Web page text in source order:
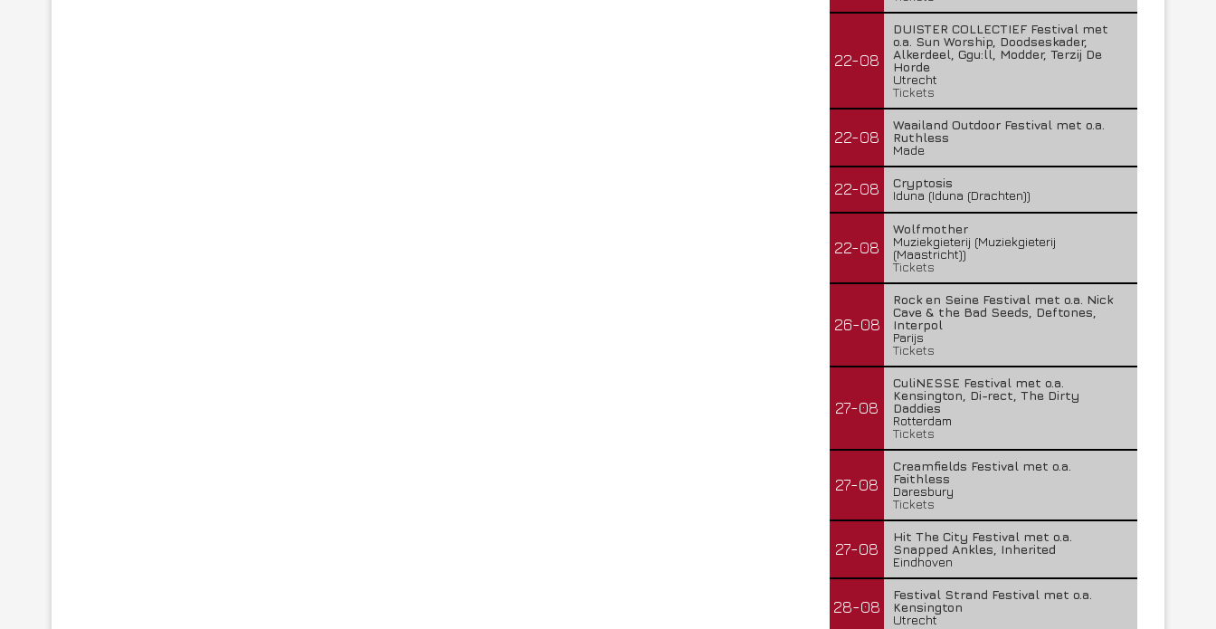
22-08
DUISTER COLLECTIEF Festival met
o.a. Sun Worship, Doodseskader,
Alkerdeel, Ggu:ll, Modder, Terzij De
Horde
Utrecht
Tickets
22-08
Waailand Outdoor Festival met o.a.
Ruthless
Made
22-08
Cryptosis
Iduna (Iduna (Drachten))
22-08
Wolfmother
Muziekgieterij (Muziekgieterij
(Maastricht))
Tickets
26-08
Rock en Seine Festival met o.a. Nick
Cave & the Bad Seeds, Deftones,
Interpol
Parijs
Tickets
27-08
CuliNESSE Festival met o.a.
Kensington, Di-rect, The Dirty
Daddies
Rotterdam
Tickets
27-08
Creamfields Festival met o.a.
Faithless
Daresbury
Tickets
27-08
Hit The City Festival met o.a.
Snapped Ankles, Inherited
Eindhoven
28-08
Festival Strand Festival met o.a.
Kensington
Utrecht